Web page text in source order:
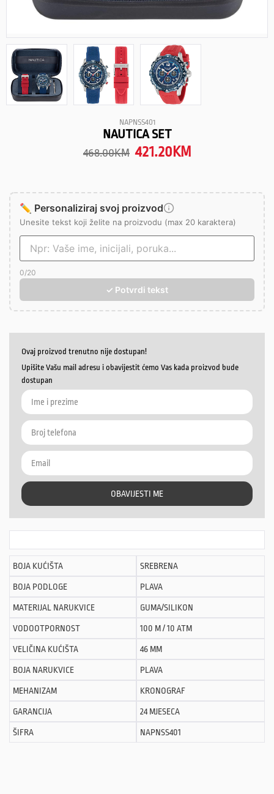
NAPNSS401
NAUTICA SET
468.00KM 421.20 KM
✏️ Personaliziraj svoj proizvod
Unesite tekst koji želite na proizvodu (max 20 karaktera)
0/20
✓ Potvrdi tekst
Ovaj proizvod trenutno nije dostupan!
Upišite Vašu mail adresu i obavijestit ćemo Vas kada proizvod bude
dostupan
OBAVIJESTI ME
BOJA KUĆIŠTA SREBRENA
BOJA PODLOGE PLAVA
MATERIJAL NARUKVICE GUMA/SILIKON
VODOOTPORNOST 100 M / 10 ATM
VELIČINA KUĆIŠTA 46 MM
BOJA NARUKVICE PLAVA
MEHANIZAM KRONOGRAF
GARANCIJA 24 MJESECA
ŠIFRA NAPNSS401